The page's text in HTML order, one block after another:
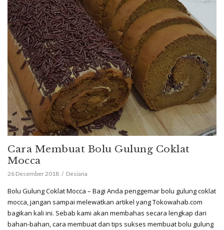
Cara Membuat Bolu Gulung Coklat
Mocca
26 Desember 2018 Desiana
Bolu Gulung Coklat Mocca – Bagi Anda penggemar bolu gulung coklat
mocca, jangan sampai melewatkan artikel yang Tokowahab.com
bagikan kali ini. Sebab kami akan membahas secara lengkap dari
bahan-bahan, cara membuat dan tips sukses membuat bolu gulung